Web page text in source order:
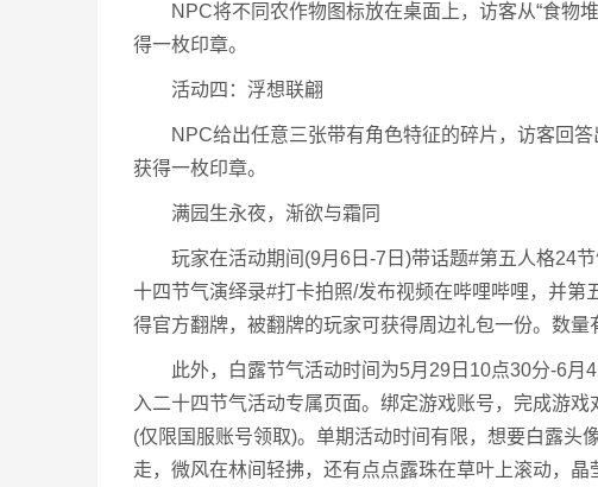
NPC将不同农作物图标放在桌面上，访客从“食物
得一枚印章。
活动四：浮想联翩
NPC给出任意三张带有角色特征的碎片，访客回答
获得一枚印章。
满园生永夜，渐欲与霜同
玩家在活动期间(9月6日-7日)带话题#第五人格24节
十四节气演绎录#打卡拍照/发布视频在哔哩哔哩，并
得官方翻牌，被翻牌的玩家可获得周边礼包一份。数量
此外，白露节气活动时间为5月29日10点30分-6月4
入二十四节气活动专属页面。绑定游戏账号，完成游
(仅限国服账号领取)。单期活动时间有限，想要白露头
走，微风在林间轻拂，还有点点露珠在草叶上滚动，晶